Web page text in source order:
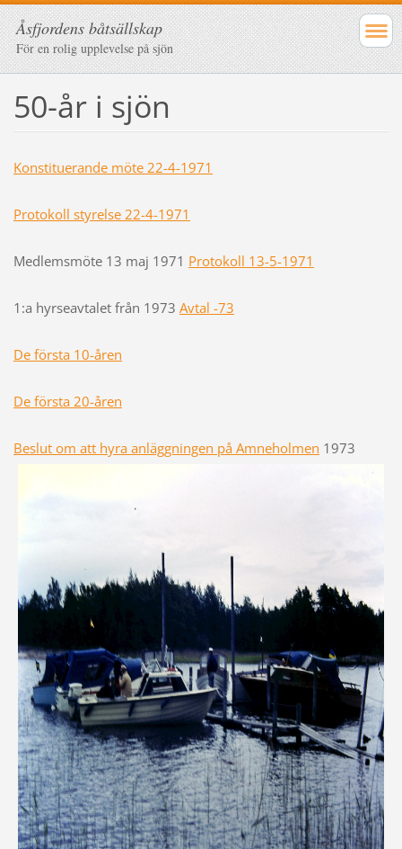
Åsfjordens båtsällskap
För en rolig upplevelse på sjön
50-år i sjön
Konstituerande möte 22-4-1971
Protokoll styrelse 22-4-1971
Medlemsmöte 13 maj 1971 Protokoll 13-5-1971
1:a hyrseavtalet från 1973 Avtal -73
De första 10-åren
De första 20-åren
Beslut om att hyra anläggningen på Amneholmen 1973